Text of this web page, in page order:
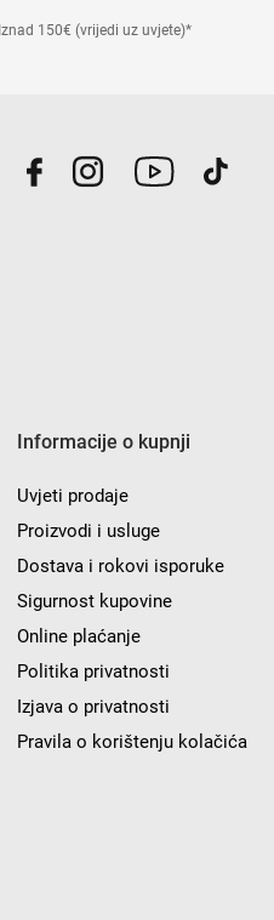
Iznad 150€ (vrijedi uz uvjete)*
Informacije o kupnji
Uvjeti prodaje
Proizvodi i usluge
Dostava i rokovi isporuke
Sigurnost kupovine
Online plaćanje
Politika privatnosti
Izjava o privatnosti
Pravila o korištenju kolačića